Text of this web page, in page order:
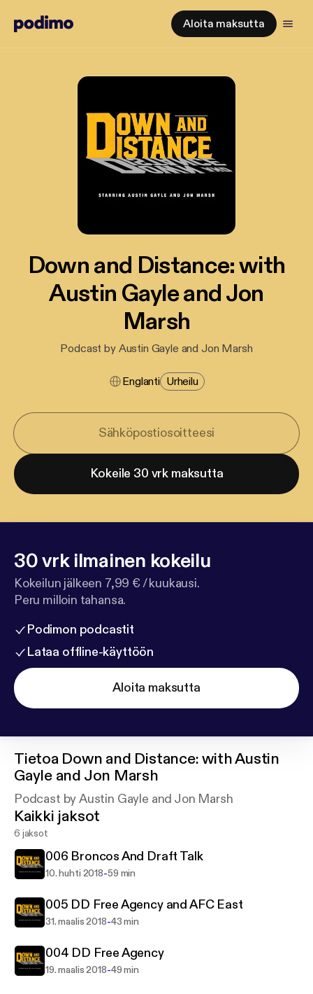
Aloita maksutta
Down and Distance: with
Austin Gayle and Jon
Marsh
Podcast by Austin Gayle and Jon Marsh
Englanti Urheilu
Kokeile 30 vrk maksutta
30 vrk ilmainen kokeilu
Kokeilun jälkeen 7,99 € / kuukausi.
Peru milloin tahansa.
Podimon podcastit
Lataa offline-käyttöön
Aloita maksutta
Tietoa Down and Distance: with Austin
Gayle and Jon Marsh
Podcast by Austin Gayle and Jon Marsh
Kaikki jaksot
6 jaksot
006 Broncos And Draft Talk
10. huhti 2018-59 min
005 DD Free Agency and AFC East
31. maalis 2018-43 min
004 DD Free Agency
19. maalis 2018-49 min